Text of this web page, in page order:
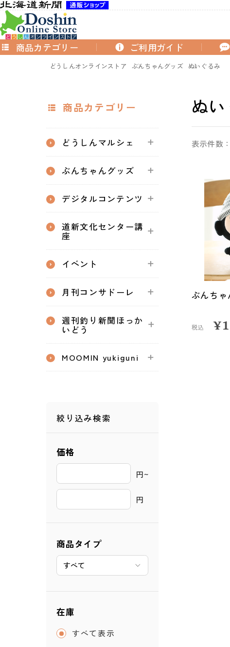
商品カテゴリー ご利用ガイド
どうしんオンラインストア ぶんちゃんグッズ ぬいぐるみ
商品カテゴリー
どうしんマルシェ
ぶんちゃんグッズ
デジタルコンテンツ
道新文化センター講
座
イベント
月刊コンサドーレ
週刊釣り新聞ほっか
いどう
MOOMIN yukiguni
絞り込み検索
価格
円~
円
商品タイプ
在庫
すべて表示
ぬ
表示件数
ぶんち
税込 ¥